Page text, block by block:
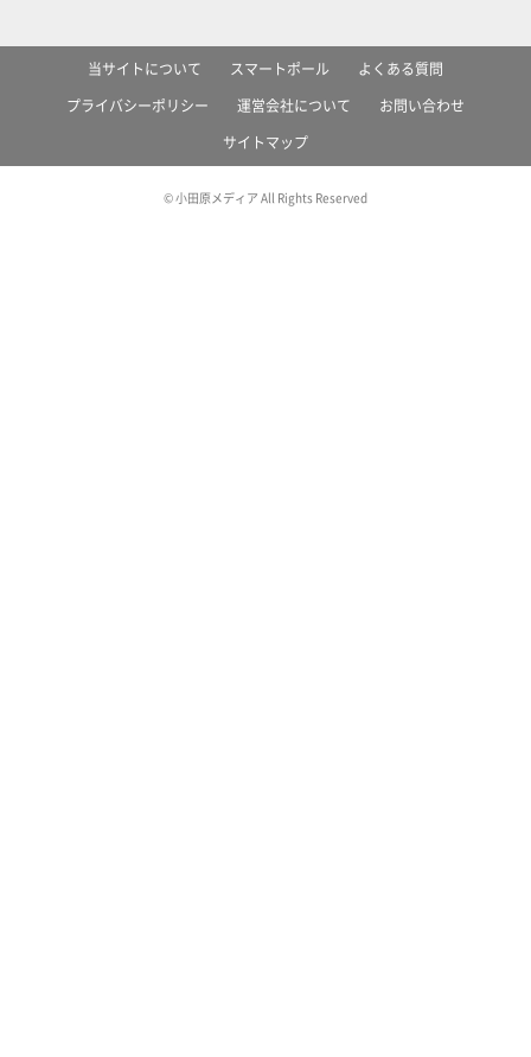
当サイトについて スマートポール よくある質問
プライバシーポリシー 運営会社について お問い合わせ
サイトマップ
© 小田原メディア All Rights Reserved